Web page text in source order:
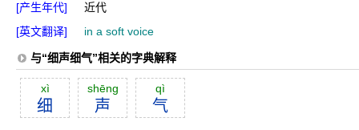
[产生年代]
近代
[英文翻译]
in a soft voice
与“细声细气”相关的字典解释
xì
细
shēng
声
qì
气